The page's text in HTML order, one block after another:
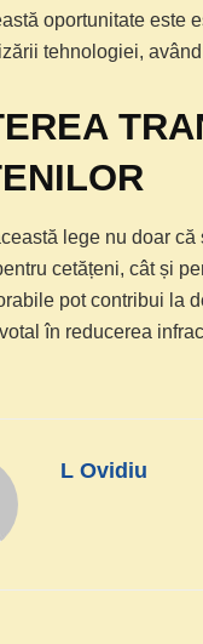
oportunitate este
tehnologiei,
lege nu doar
cetățeni, cât și
pot contribui la
în reducerea
L Ovidiu